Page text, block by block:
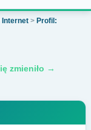
Internet > Profil:
zmieniło →